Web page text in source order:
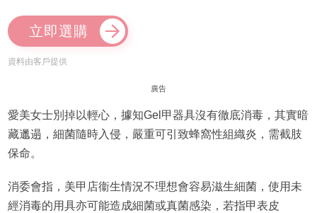
立即選購
資料由客戶提供
廣告
愛美女士別掉以輕心，據知Gel甲器具沒有徹底消毒，其實暗
藏邋遢，細菌隨時入侵，嚴重可引致蜂窩性組織炎，需截肢
保命。
消委會指，美甲店衞生情況不理想會容易滋生細菌，使用未
經消毒的用具亦可能造成細菌或真菌感染，若指甲表皮